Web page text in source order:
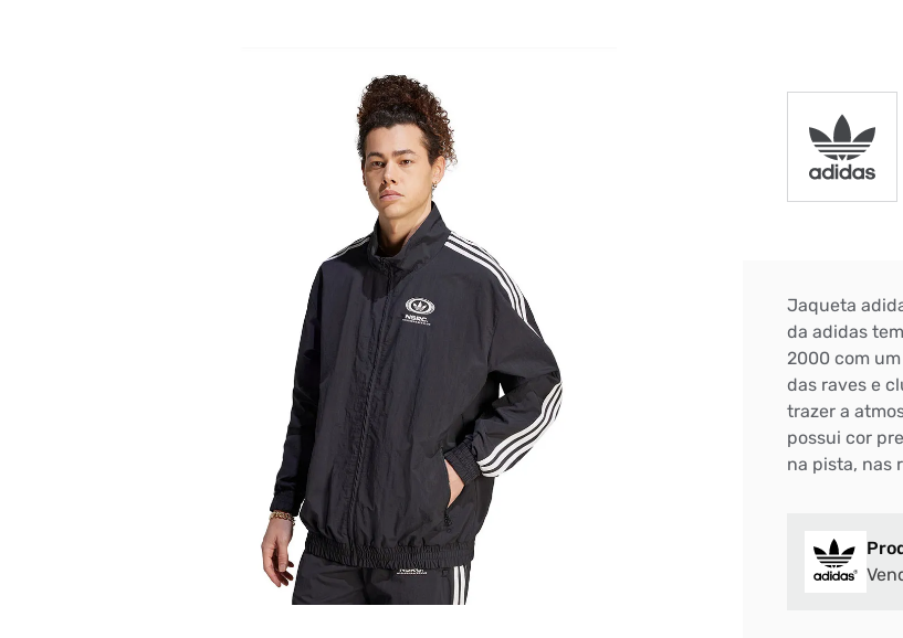
Jaqueta
da adidas
2000 com
das raves e
trazer a
possui cor
na pista, nas